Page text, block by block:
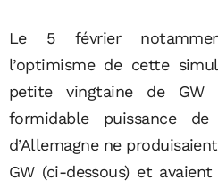
Le 5 février
l’optimisme de cette
petite vingtaine de GW
formidable puissance
d’Allemagne ne
GW (ci-dessous) et